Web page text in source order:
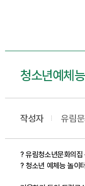
청소년예체
작성자 유림
?유림청소년문화의집
?청소년 예체능 놀이